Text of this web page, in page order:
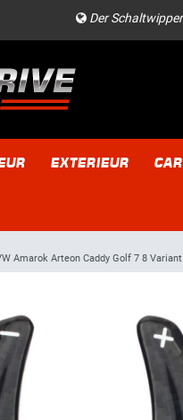
Der
EXTERIEUR
Amarok Arteon Caddy Golf 7 8